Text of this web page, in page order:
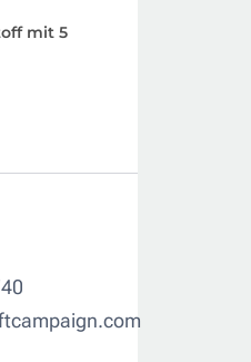
mit 5